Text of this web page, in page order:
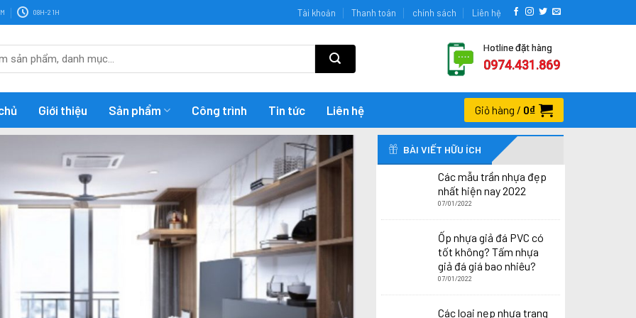
08H-21H Tài khoản Thanh toán chính sách Liên hệ
Hotline đặt hàng
0974.431.869
Giới thiệu Sản phẩm Công trình Tin tức Liên hệ Giỏ hàng / 0₫
BÀI VIẾT HỮU ÍCH
Các mẫu trần nhựa đẹp
nhất hiện nay 2022
07/01/2022
Ốp nhựa giả đá PVC có
tốt không? Tấm nhựa
giả đá giá bao nhiêu?
07/01/2022
Các loại nẹp nhựa trang